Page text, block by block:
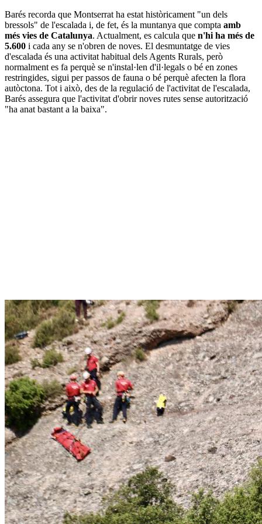
Barés recorda que Montserrat ha estat històricament "un dels
bressols" de l'escalada i, de fet, és la muntanya que compta amb
més vies de Catalunya. Actualment, es calcula que n'hi ha més de
5.600 i cada any se n'obren de noves. El desmuntatge de vies
d'escalada és una activitat habitual dels Agents Rurals, però
normalment es fa perquè se n'instal·len d'il·legals o bé en zones
restringides, sigui per passos de fauna o bé perquè afecten la flora
autòctona. Tot i això, des de la regulació de l'activitat de l'escalada,
Barés assegura que l'activitat d'obrir noves rutes sense autorització
"ha anat bastant a la baixa".